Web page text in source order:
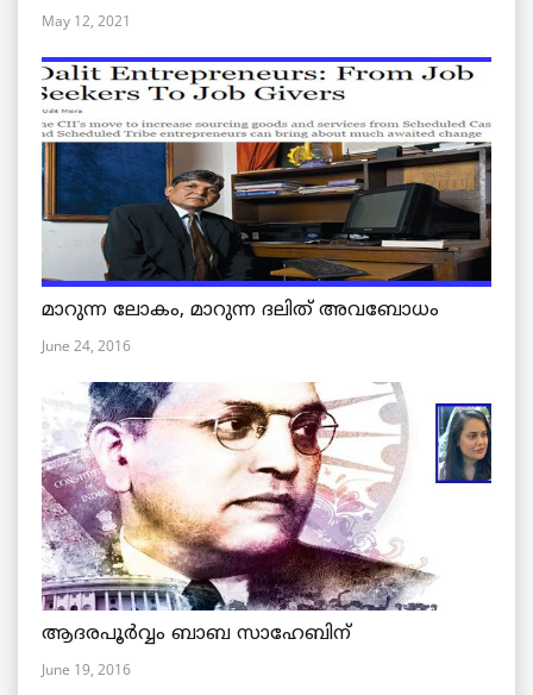
May 12, 2021
മാറുന്ന ലോകം, മാറുന്ന ദലിത് അവബോധം
June 24, 2016
ആദരപൂര്‍വ്വം ബാബ സാഹേബിന്
June 19, 2016